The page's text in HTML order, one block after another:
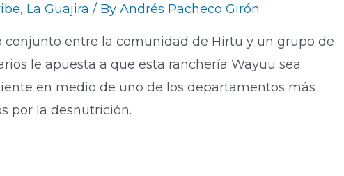
, La Guajira / ByAndrés Pacheco Girón
conjunto entre la comunidad de Hirtu y un grupo de
le apuesta a que esta ranchería Wayuu sea
en medio de uno de los departamentos más
por la desnutrición.